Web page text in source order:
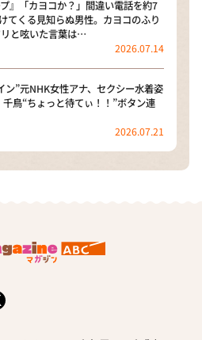
』「カヨコか？」間違い電話を約7
てくる見知らぬ男性。カヨコのふり
と呟いた言葉は…
2026.07.14
ン”元NHK女性アナ、セクシー水着姿
鳥“ちょっと待てぃ！！”ボタン連
2026.07.21